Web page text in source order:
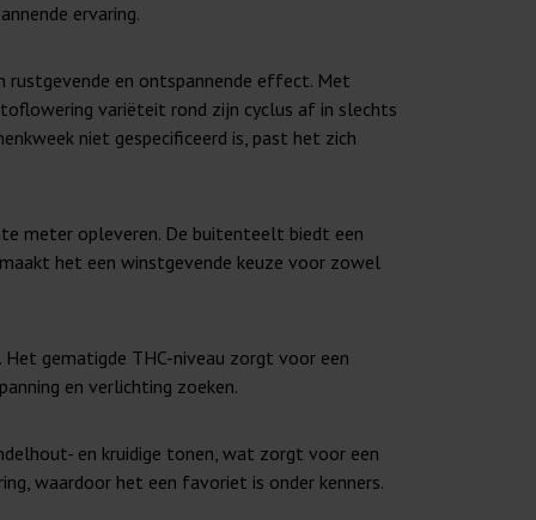
ervaring.
rustgevende en ontspannende effect. Met
variëteit rond zijn cyclus af in slechts
niet gespecificeerd is, past het zich
meter opleveren. De buitenteelt biedt een
het een winstgevende keuze voor zowel
gematigde THC-niveau zorgt voor een
en verlichting zoeken.
en kruidige tonen, wat zorgt voor een
waardoor het een favoriet is onder kenners.